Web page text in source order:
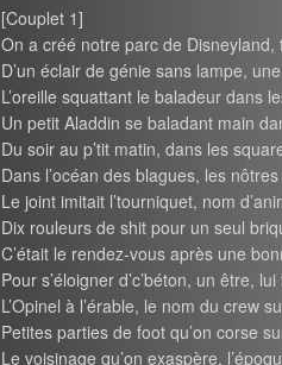
[Couplet 1]
On a créé notre parc de Disneyland,
D’un éclair de génie sans lampe,
L’oreille squattant le baladeur dans
Un petit Aladdin se baladant main
Du soir au p’tit matin, dans les
Dans l’océan des blagues, les
Le joint imitait l’tourniquet, nom
Dix rouleurs de shit pour un seul
C’était le rendez-vous après une
Pour s’éloigner d’c’béton, un être,
L’Opinel à l’érable, le nom du crew
Petites parties de foot qu’on corse
Le voisinage qu’on exaspère,